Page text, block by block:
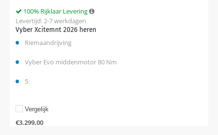
Vyber Xcitemnt 2026 heren
100% Rijklaar Levering
Levertijd: 2-7 werkdagen
Riemaandrijving
Vyber Evo middenmotor 80 Nm
5
€3.299,00
Vergelijk